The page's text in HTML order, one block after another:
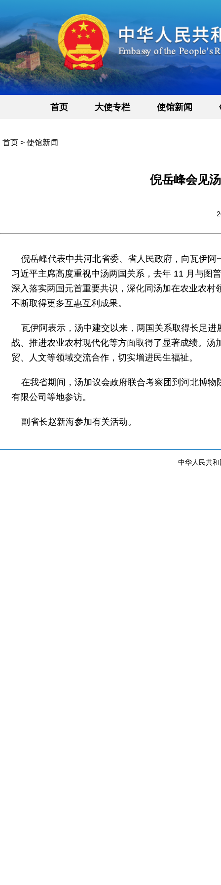
首页 大使专栏 使馆新闻
首页 > 使馆新闻
倪岳峰会见
倪岳峰代表中共河北省委、省人民政府，向瓦伊
习近平主席高度重视中汤两国关系，去年 11 月与图
深入落实两国元首重要共识，深化同汤加在农业农
不断取得更多互惠互利成果。
瓦伊阿表示，汤中建交以来，两国关系取得长足
战、推进农业农村现代化等方面取得了显著成绩。
贸、人文等领域交流合作，切实增进民生福祉。
在我省期间，汤加议会政府联合考察团到河北博
有限公司等地参访。
副省长赵新海参加有关活动。
中华人民共